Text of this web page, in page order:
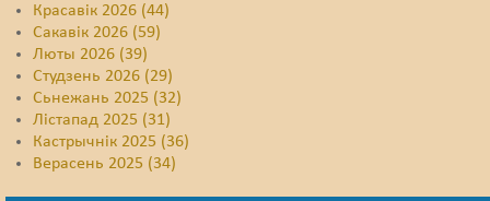
Красавік 2026 (44)
Сакавік 2026 (59)
Люты 2026 (39)
Студзень 2026 (29)
Сьнежань 2025 (32)
Лістапад 2025 (31)
Кастрычнік 2025 (36)
Верасень 2025 (34)